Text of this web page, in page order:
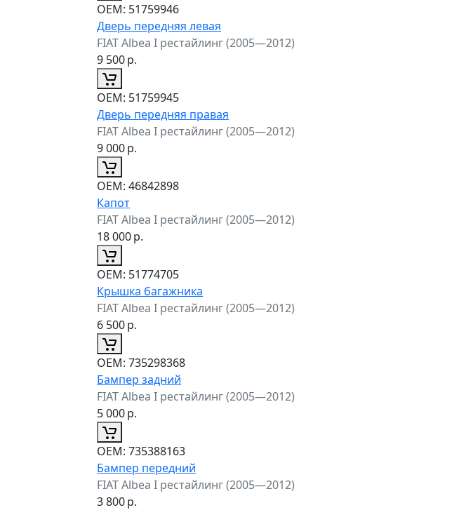
ОЕМ: 51759946
Дверь передняя левая
FIAT Albea I рестайлинг (2005—2012)
9 500р.
ОЕМ: 51759945
Дверь передняя правая
FIAT Albea I рестайлинг (2005—2012)
9 000р.
ОЕМ: 46842898
Капот
FIAT Albea I рестайлинг (2005—2012)
18 000р.
ОЕМ: 51774705
Крышка багажника
FIAT Albea I рестайлинг (2005—2012)
6 500р.
ОЕМ: 735298368
Бампер задний
FIAT Albea I рестайлинг (2005—2012)
5 000р.
ОЕМ: 735388163
Бампер передний
FIAT Albea I рестайлинг (2005—2012)
3 800р.